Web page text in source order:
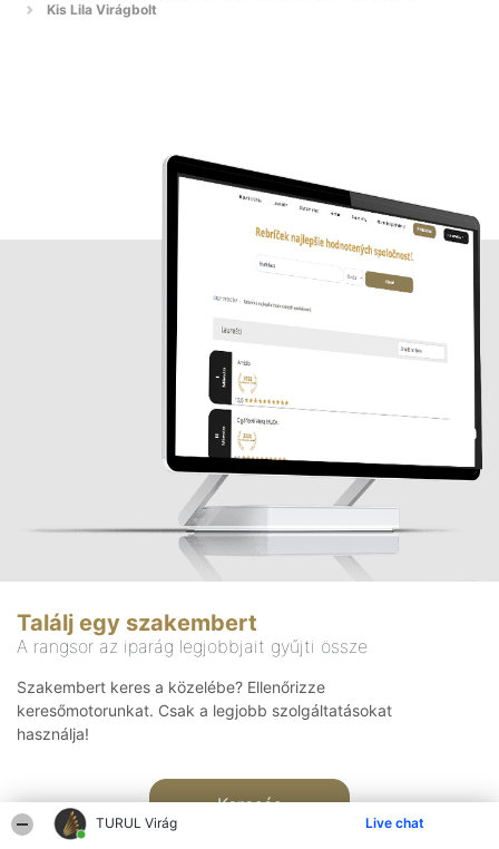
TURUL Virág Live chat
Kis Lila Virágbolt
Találj egy szakembert
A rangsor az iparág legjobbjait gyűjti össze
Szakembert keres a közelébe? Ellenőrizze
keresőmotorunkat. Csak a legjobb szolgáltatásokat
használja!
Keresés